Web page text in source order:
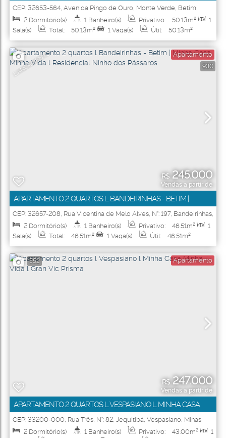
RESIDENCIAL EUROPA FRANÇA
CEP: 32653-564, Avenida Pingo de Ouro, Monte Verde, Betim,
Minas Gerais
Brasil
2 Dormitório(s) 1 Banheiro(s) Privativo: 50.13m²
1
Sala(s)
Total: 50.13m² 1 Vaga(s) Útil: 50.13m²
LANÇAMENTO 930
Apartamento
R$245.000
Vendas a partir de
APARTAMENTO 2 QUARTOS L BANDEIRINHAS - BETIM |
MINHA CASA MINHA VIDA L RESIDENCIAL NINHO DOS
PÁSSAROS
CEP: 32657-208, Rua Vicentina de Melo Alves, N°: 197, Bandeirinhas,
Betim
Minas Gerais Brasil
2 Dormitório(s) 1 Banheiro(s) Privativo: 46.51m²
1
Sala(s)
Total: 46.51m² 1 Vaga(s) Útil: 46.51m²
552 Apartamento
R$247.000
Vendas a partir de
APARTAMENTO 2 QUARTOS L VESPASIANO L MINHA CASA
MINHA VIDA L GRAN VIC PRISMA
CEP: 33200-000, Rua Três, N°: 82, Jequitibá, Vespasiano, Minas
Gerais
2 Dormitório(s) 1 Banheiro(s) Privativo: 43.00m² 1